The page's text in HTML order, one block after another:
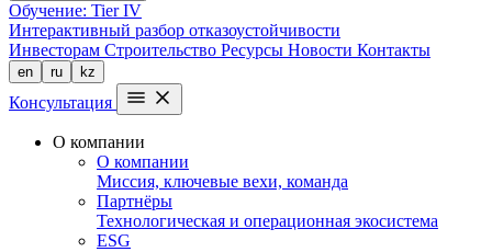
Обучение: Tier IV
Интерактивный разбор отказоустойчивости
Инвесторам Строительство Ресурсы Новости Контакты
en ru kz
Консультация
О компании
О компании
Миссия, ключевые вехи, команда
Партнёры
Технологическая и операционная экосистема
ESG